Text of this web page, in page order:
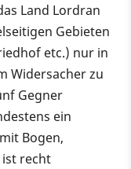
Land Lordran
Gebieten
etc.) nur in
Widersacher zu
Gegner
ein
Bogen,
ist recht